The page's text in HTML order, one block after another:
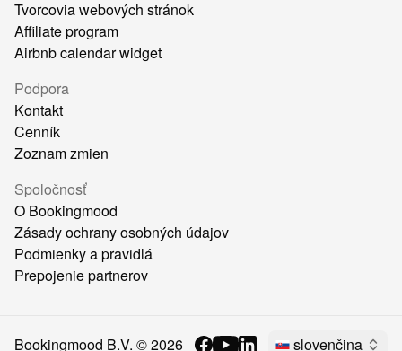
Tvorcovia webových stránok
Affiliate program
Airbnb calendar widget
Podpora
Kontakt
Cenník
Zoznam zmien
Spoločnosť
O Bookingmood
Zásady ochrany osobných údajov
Podmienky a pravidlá
Prepojenie partnerov
Bookingmood B.V. ©2026 slovenčina